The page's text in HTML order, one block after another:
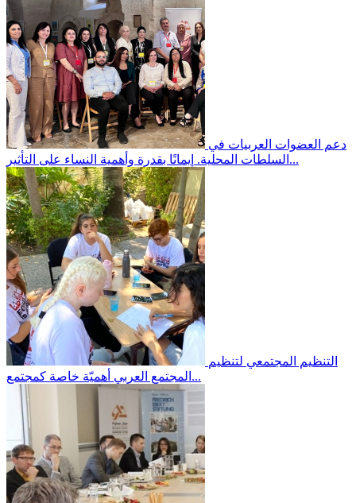
السلطات المحلية. إيمانًا بقدرة وأهمية النساء على التأثير...
التنظيم المجتمعي لتنظيم
المجتمع العربي أهميّة خاصة كمجتمع...